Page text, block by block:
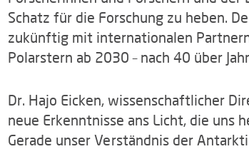
Schatz für die Forschung zu heben.
zukünftig mit internationalen
Polarstern ab 2030 – nach 40 über
Dr. Hajo Eicken, wissenschaftlicher
neue Erkenntnisse ans Licht, die uns
Gerade unser Verständnis der